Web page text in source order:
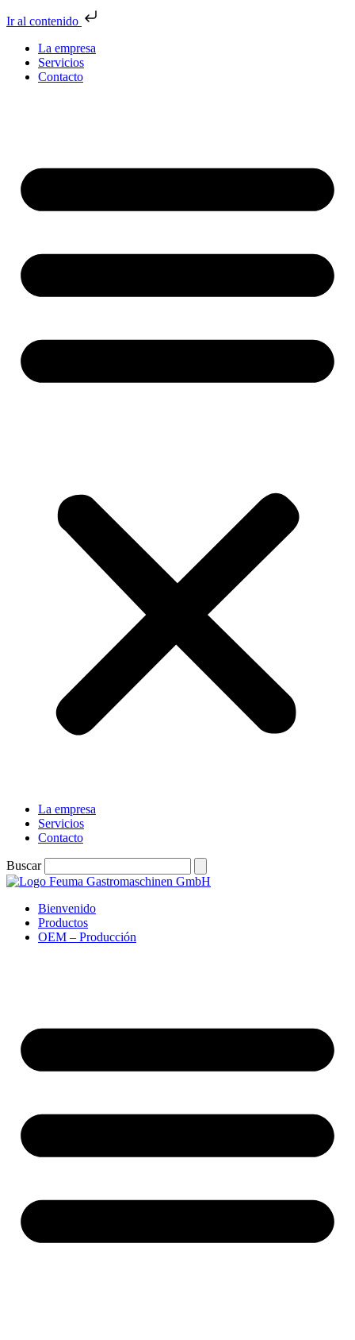
Ir al contenido
La empresa
Servicios
Contacto
La empresa
Servicios
Contacto
Buscar
Bienvenido
Productos
OEM – Producción